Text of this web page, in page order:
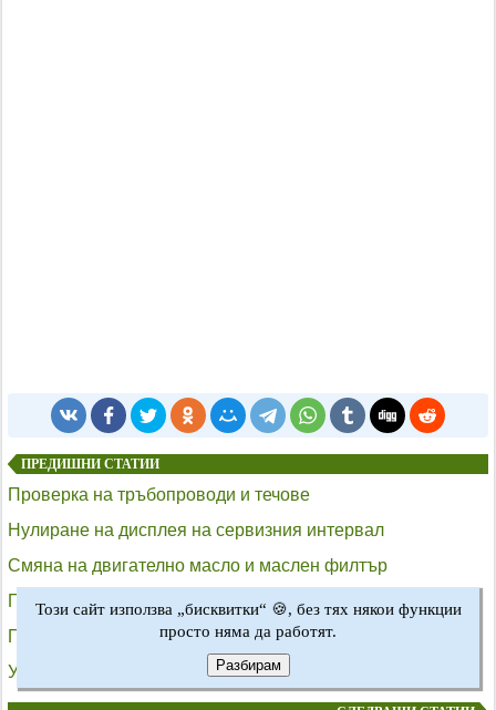
ПРЕДИШНИ СТАТИИ
Проверка на тръбопроводи и течове
Нулиране на дисплея на сервизния интервал
Смяна на двигателно масло и маслен филтър
Планова поддръжка
Процедури за поддръжка. Въведение
Устройство за задвижване на задните колела
Този сайт използва „бисквитки“ 🍪, без тях някои функции
просто няма да работят.
Разбирам